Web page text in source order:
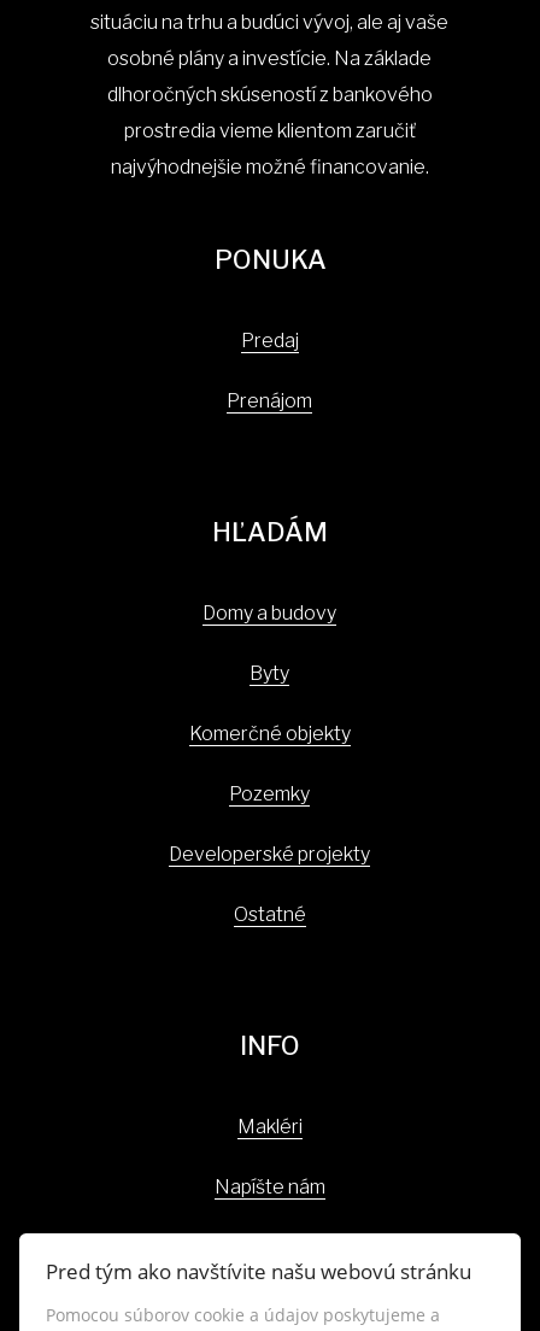
situáciu na trhu a budúci vývoj, ale aj vaše
osobné plány a investície. Na základe
dlhoročných skúseností z bankového
prostredia vieme klientom zaručiť
najvýhodnejšie možné financovanie.
PONUKA
Predaj
Prenájom
HĽADÁM
Domy a budovy
Byty
Komerčné objekty
Pozemky
Developerské projekty
Ostatné
INFO
Makléri
Napíšte nám
Blog
Pred tým ako navštívite našu webovú stránku
Pomocou súborov cookie a údajov poskytujeme a